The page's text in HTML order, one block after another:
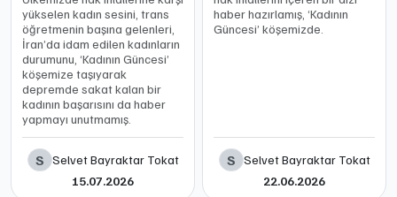
yükselen kadın sesini, trans
öğretmenin başına gelenleri,
İran’da idam edilen kadınların
durumunu, ‘Kadının Güncesi’
köşemize taşıyarak
depremde sakat kalan bir
kadının başarısını da haber
yapmayı unutmamış.
S Selvet Bayraktar Tokat
15.07.2026
haber hazırlamış, ‘Kadının
Güncesi’ köşemizde.
S Selvet Bayraktar Tokat
22.06.2026